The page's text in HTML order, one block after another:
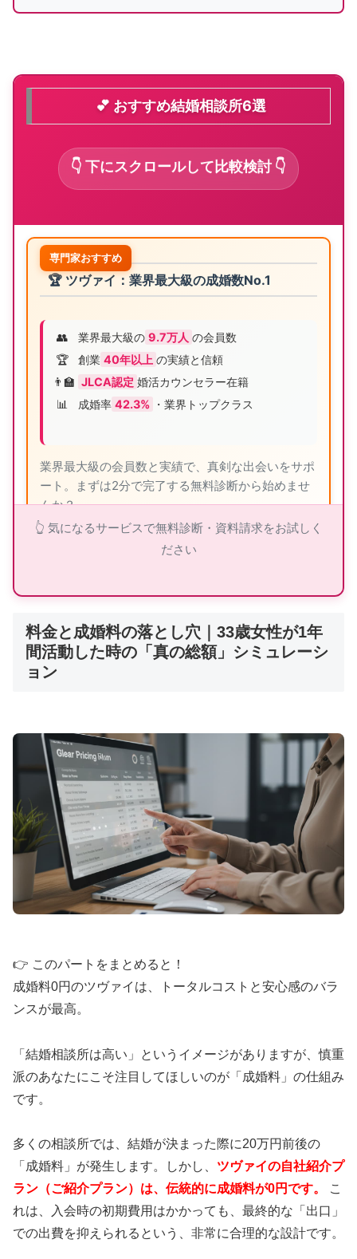
💕 おすすめ結婚相談所6選
👇 下にスクロールして比較検討 👇
🏆 ツヴァイ：業界最大級の成婚数No.1
専門家おすすめ
👥 業界最大級の 9.7万人 の会員数
🏆
創業 40年以上 の実績と信頼
👨‍🏫 JLCA認定 婚活カウンセラー在籍
📊
成婚率 42.3% ・業界トップクラス
業界最大級の会員数と実績で、真剣な出会いをサポ
ート。まずは2分で完了する無料診断から始めませ
んか？
ツヴァイの詳細を見る
👑 エクセレンス青山PLATINUM：40代から
の婚活専門
📈
創業 25年 ・成婚率
👥
在籍会員
9万人以上
💰
月額 7,700円〜
40代からの婚活に特化した専門サポート。再婚・
初婚問わず、人生経験豊富なカウンセラーがサポー
ト。
🌟 シーネット結婚相談所：IBJ Award 8期連
続受賞
🕙
22時まで営業 ・年中無休
🚗
JR尻手駅徒歩 3分
・無料駐車場
💰
月会費 8,000円 ・お見合い料無料
👆 気になるサービスで無料診断・資料請求をお試しく
ださい
料金と成婚料の落とし穴｜33歳女性が1年
間活動した時の「真の総額」シミュレーシ
ョン
👉 このパートをまとめると！
成婚料0円のツヴァイは、トータルコストと安心感のバラ
ンスが最高。
「結婚相談所は高い」というイメージがありますが、慎重
派のあなたにこそ注目してほしいのが「成婚料」の仕組み
です。
多くの相談所では、結婚が決まった際に20万円前後の
「成婚料」が発生します。しかし、 ツヴァイの自社紹介プ
ラン（ご紹介プラン）は、伝統的に成婚料が0円です。
こ
れは、入会時の初期費用はかかっても、最終的な「出口」
での出費を抑えられるという、非常に合理的な設計です。